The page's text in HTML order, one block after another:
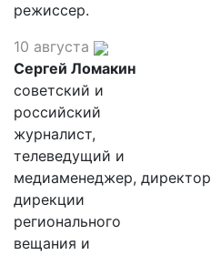
режиссер.
10 августа
Сергей Ломакин
советский и
российский
журналист,
телеведущий и
медиаменеджер, директор
дирекции
регионального
вещания и